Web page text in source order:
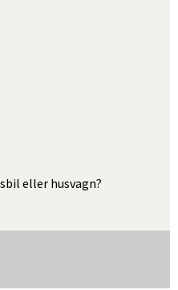
eller husvagn?